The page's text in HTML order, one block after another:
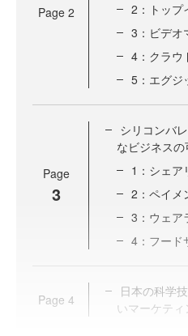
Page 2
2：トップ
3：ビデオ
4：クラウ
5：エグジ
Page
3
シリコンバ
なビジネスの
1：シェア
2：ペイメ
3：ウェア
4：フード
Page 4
日本の科学
いマーケティ